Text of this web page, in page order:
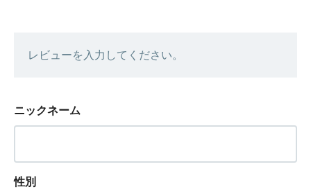
レビューを入力してください。
ニックネーム
性別